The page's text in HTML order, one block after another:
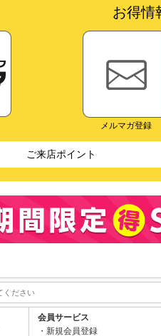
お得情
メルマガ登録
ご来店ポイント
会員サービス
新規会員登録